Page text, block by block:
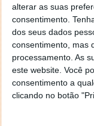
alterar as suas
consentimento.
dos seus dados
consentimento, mas
processamento. As
este website. Você
consentimento a
clicando no botão
Resolução
Resolução
a 60fps, 720
Áudio:
Saída de
Time Lapse: